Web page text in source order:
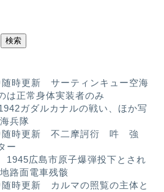
検索
随時更新 サーティンキュー空海
は正常身体実装者のみ
ガダルカナルの戦い、ほか写
兵隊
随時更新 不二摩訶衍 吽 強
ー
広島市原子爆弾投下とされ
路面電車残骸
時更新 カルマの照覧の主体と